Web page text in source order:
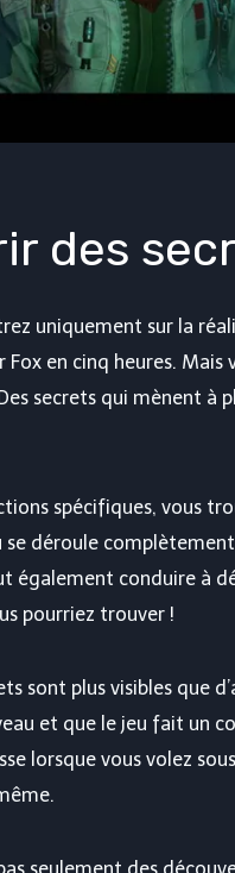
des
uniquement sur la
en cinq heures.
secrets qui mènent à
spécifiques, vous
se déroule
également conduire à
pourriez trouver !
sont plus visibles que
et que le jeu fait un
lorsque vous volez